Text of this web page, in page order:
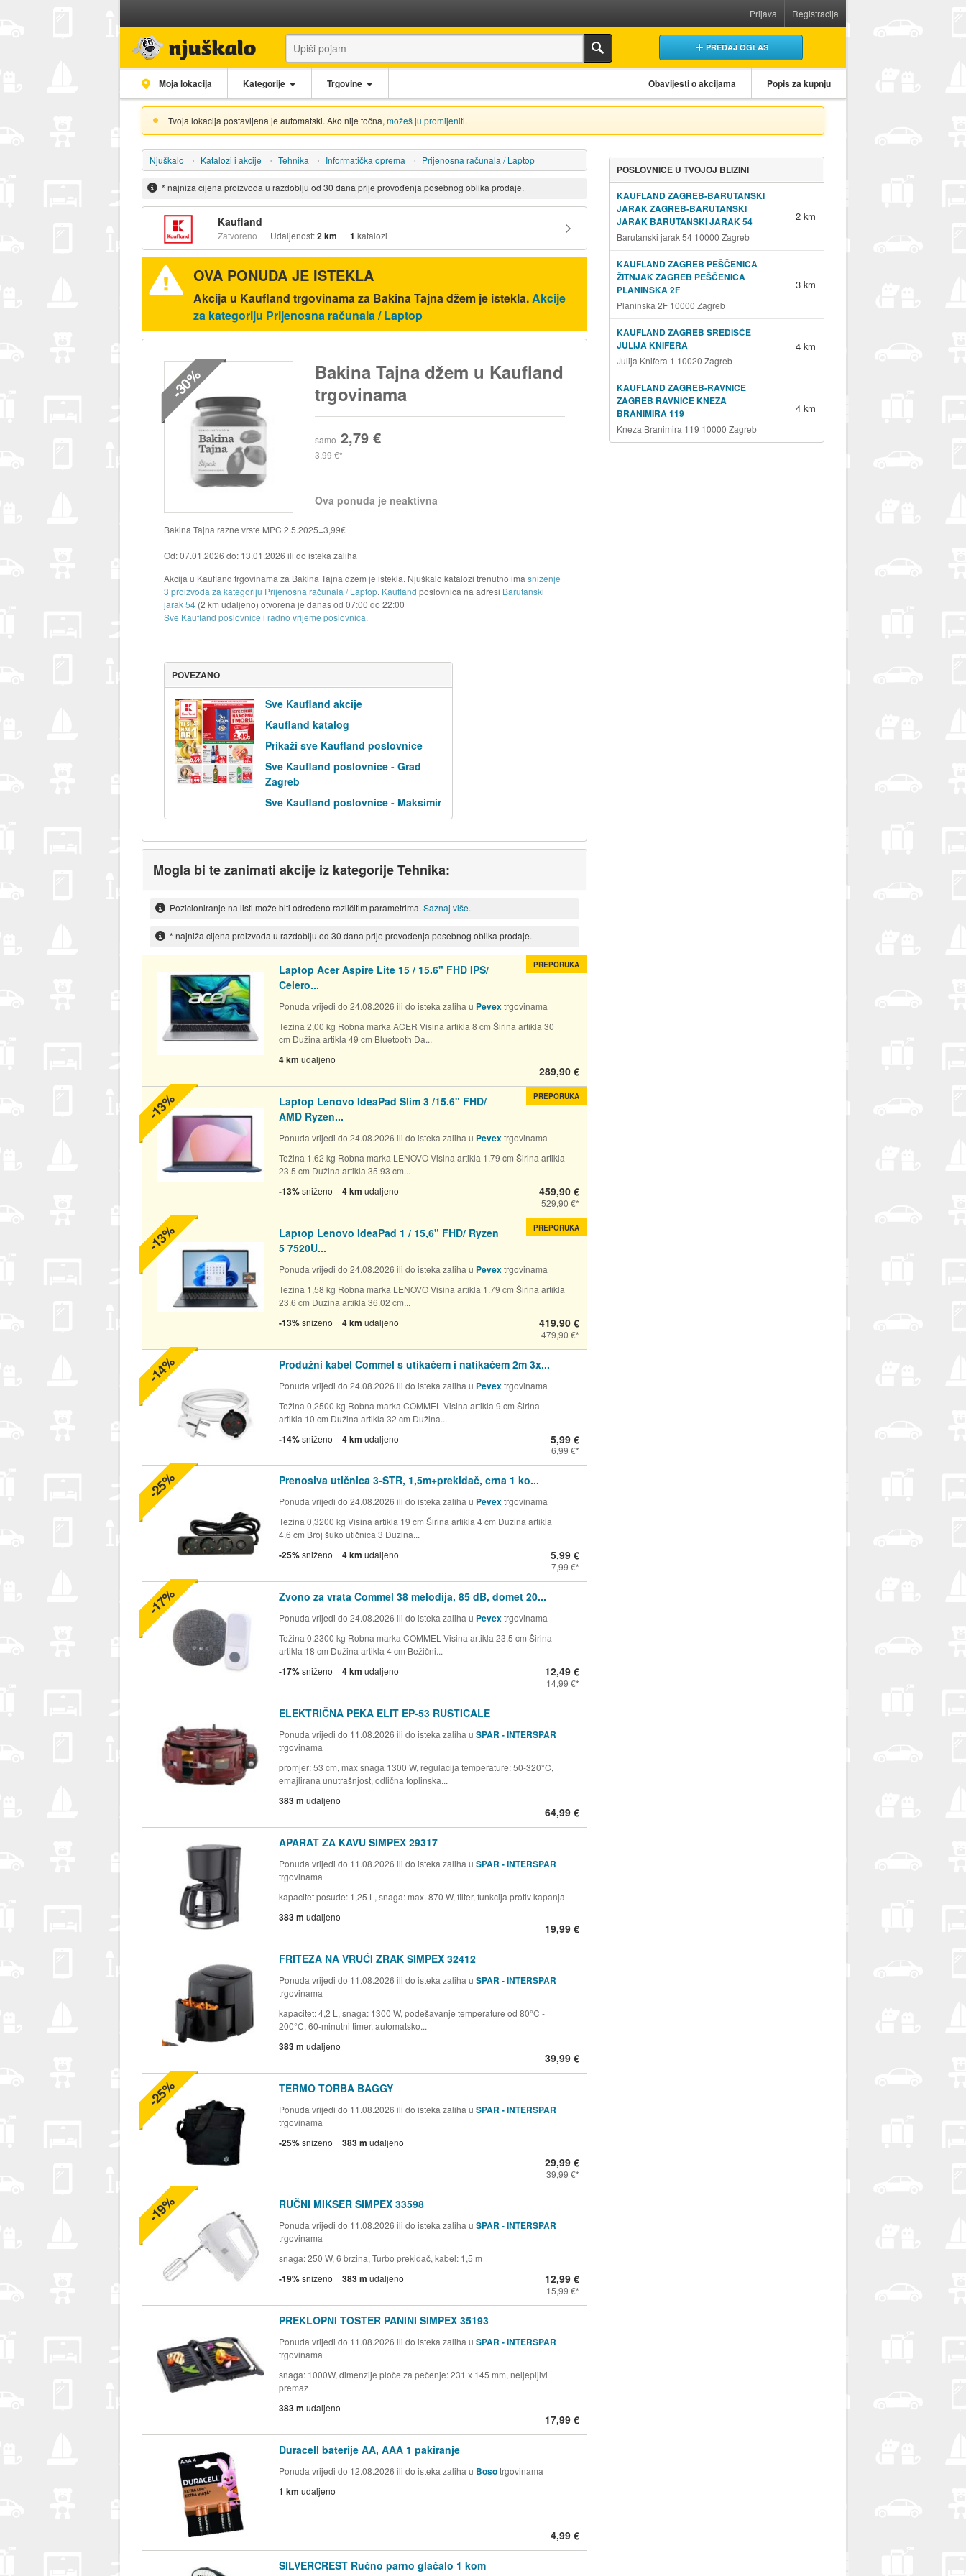
Prijava Registracija
PREDAJ OGLAS
Moja lokacija Kategorije Trgovine Obavijesti o akcijama Popis za kupnju
Tvoja lokacija postavljena je automatski. Ako nije točna, možeš ju promijeniti.
Njuškalo Katalozi i akcije Tehnika Informatička oprema Prijenosna računala / Laptop
* najniža cijena proizvoda u razdoblju od 30 dana prije provođenja posebnog oblika prodaje.
Kaufland
Zatvoreno Udaljenost:2 km 1 katalozi
OVA PONUDA JE ISTEKLA
Akcija u Kaufland trgovinama za Bakina Tajna džem je istekla.Akcije
za kategoriju Prijenosna računala / Laptop
-30%
Bakina Tajna džem u Kaufland
trgovinama
samo 2,79 €
3,99 €
Ova ponuda je neaktivna
Bakina Tajna razne vrste MPC 2.5.2025=3,99€
Od: 07.01.2026 do: 13.01.2026 ili do isteka zaliha
Akcija u Kaufland trgovinama za Bakina Tajna džem je istekla. Njuškalo katalozi trenutno ima sniženje
3 proizvoda za kategoriju Prijenosna računala / Laptop. Kaufland poslovnica na adresi Barutanski
jarak 54 (2 km udaljeno) otvorena je danas od 07:00 do 22:00
Sve Kaufland poslovnice i radno vrijeme poslovnica.
POVEZANO
Sve Kaufland akcije
Kaufland katalog
Prikaži sve Kaufland poslovnice
Sve Kaufland poslovnice - Grad
Zagreb
Sve Kaufland poslovnice - Maksimir
Mogla bi te zanimati akcije iz kategorije Tehnika:
Pozicioniranje na listi može biti određeno različitim parametrima. Saznaj više.
* najniža cijena proizvoda u razdoblju od 30 dana prije provođenja posebnog oblika prodaje.
Laptop Acer Aspire Lite 15 / 15.6" FHD IPS/
Celero...
Ponuda vrijedi do 24.08.2026 ili do isteka zaliha u Pevextrgovinama
Težina 2,00 kg Robna marka ACER Visina artikla 8 cm Širina artikla 30
cm Dužina artikla 49 cm Bluetooth Da...
4 km udaljeno
289,90 €
PREPORUKA
Laptop Lenovo IdeaPad Slim 3 /15.6" FHD/
AMD Ryzen...
Ponuda vrijedi do 24.08.2026 ili do isteka zaliha u Pevextrgovinama
Težina 1,62 kg Robna marka LENOVO Visina artikla 1.79 cm Širina artikla
23.5 cm Dužina artikla 35.93 cm...
-13%sniženo 4 km udaljeno 459,90 €
529,90 €
PREPORUKA
-13%
Laptop Lenovo IdeaPad 1 / 15,6" FHD/ Ryzen
5 7520U...
Ponuda vrijedi do 24.08.2026 ili do isteka zaliha u Pevextrgovinama
Težina 1,58 kg Robna marka LENOVO Visina artikla 1.79 cm Širina artikla
23.6 cm Dužina artikla 36.02 cm...
-13%sniženo 4 km udaljeno 419,90 €
479,90 €
PREPORUKA
-13%
Produžni kabel Commel s utikačem i natikačem 2m 3x...
Ponuda vrijedi do 24.08.2026 ili do isteka zaliha u Pevextrgovinama
Težina 0,2500 kg Robna marka COMMEL Visina artikla 9 cm Širina
artikla 10 cm Dužina artikla 32 cm Dužina...
-14%sniženo 4 km udaljeno 5,99 €
6,99 €
-14%
Prenosiva utičnica 3-STR, 1,5m+prekidač, crna 1 ko...
Ponuda vrijedi do 24.08.2026 ili do isteka zaliha u Pevextrgovinama
Težina 0,3200 kg Visina artikla 19 cm Širina artikla 4 cm Dužina artikla
4.6 cm Broj šuko utičnica 3 Dužina...
-25%sniženo 4 km udaljeno 5,99 €
7,99 €
-25%
Zvono za vrata Commel 38 melodija, 85 dB, domet 20...
Ponuda vrijedi do 24.08.2026 ili do isteka zaliha u Pevextrgovinama
Težina 0,2300 kg Robna marka COMMEL Visina artikla 23.5 cm Širina
artikla 18 cm Dužina artikla 4 cm Bežični...
-17%sniženo 4 km udaljeno 12,49 €
14,99 €
-17%
ELEKTRIČNA PEKA ELIT EP-53 RUSTICALE
Ponuda vrijedi do 11.08.2026 ili do isteka zaliha u SPAR - INTERSPAR
trgovinama
promjer: 53 cm, max snaga 1300 W, regulacija temperature: 50-320°C,
emajlirana unutrašnjost, odlična toplinska...
383 m udaljeno
64,99 €
APARAT ZA KAVU SIMPEX 29317
Ponuda vrijedi do 11.08.2026 ili do isteka zaliha u SPAR - INTERSPAR
trgovinama
kapacitet posude: 1,25 L, snaga: max. 870 W, filter, funkcija protiv kapanja
383 m udaljeno
19,99 €
FRITEZA NA VRUĆI ZRAK SIMPEX 32412
Ponuda vrijedi do 11.08.2026 ili do isteka zaliha u SPAR - INTERSPAR
trgovinama
kapacitet: 4,2 L, snaga: 1300 W, podešavanje temperature od 80°C -
200°C, 60-minutni timer, automatsko...
383 m udaljeno
39,99 €
TERMO TORBA BAGGY
Ponuda vrijedi do 11.08.2026 ili do isteka zaliha u SPAR - INTERSPAR
trgovinama
-25%sniženo 383 m udaljeno
29,99 €
39,99 €
-25%
RUČNI MIKSER SIMPEX 33598
Ponuda vrijedi do 11.08.2026 ili do isteka zaliha u SPAR - INTERSPAR
trgovinama
snaga: 250 W, 6 brzina, Turbo prekidač, kabel: 1,5 m
-19%sniženo 383 m udaljeno 12,99 €
15,99 €
-19%
PREKLOPNI TOSTER PANINI SIMPEX 35193
Ponuda vrijedi do 11.08.2026 ili do isteka zaliha u SPAR - INTERSPAR
trgovinama
snaga: 1000W, dimenzije ploče za pečenje: 231 x 145 mm, neljepljivi
premaz
383 m udaljeno
17,99 €
Duracell baterije AA, AAA 1 pakiranje
Ponuda vrijedi do 12.08.2026 ili do isteka zaliha u Bosotrgovinama
1 km udaljeno
4,99 €
SILVERCREST Ručno parno glačalo 1 kom
POSLOVNICE U TVOJOJ BLIZINI
KAUFLAND ZAGREB-BARUTANSKI
JARAK ZAGREB-BARUTANSKI
JARAK BARUTANSKI JARAK 54
Barutanski jarak 54 10000 Zagreb
2 km
KAUFLAND ZAGREB PEŠČENICA
ŽITNJAK ZAGREB PEŠČENICA
PLANINSKA 2F
Planinska 2F 10000 Zagreb
3 km
KAUFLAND ZAGREB SREDIŠĆE
JULIJA KNIFERA
Julija Knifera 1 10020 Zagreb
4 km
KAUFLAND ZAGREB-RAVNICE
ZAGREB RAVNICE KNEZA
BRANIMIRA 119
Kneza Branimira 119 10000 Zagreb
4 km